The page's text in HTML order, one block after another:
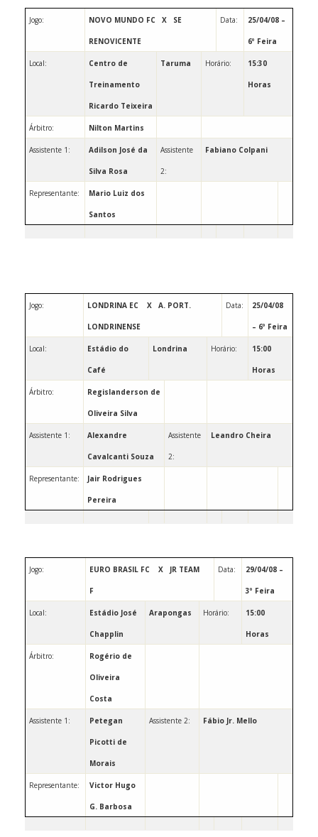
Jogo: NOVO MUNDO FC X SE
RENOVICENTE
Data: 25/04/08 –
6º Feira
Local: Centro de
Treinamento
Ricardo Teixeira
Taruma Horário: 15:30
Horas
Árbitro: Nilton Martins
Assistente 1: Adilson José da
Silva Rosa
Assistente
2:
Fabiano Colpani
Representante: Mario Luiz dos
Santos
Jogo: LONDRINA EC X A. PORT.
LONDRINENSE
Data: 25/04/08
– 6º Feira
Local: Estádio do
Café
Londrina Horário: 15:00
Horas
Árbitro: Regislanderson de
Oliveira Silva
Assistente 1: Alexandre
Cavalcanti Souza
Assistente
2:
Leandro Cheira
Representante: Jair Rodrigues
Pereira
Jogo: EURO BRASIL FC X JR TEAM
F
Data: 29/04/08 –
3º Feira
Local: Estádio José
Chapplin
Arapongas Horário: 15:00
Horas
Árbitro: Rogério de
Oliveira
Costa
Assistente 1: Petegan
Picotti de
Morais
Assistente 2: Fábio Jr. Mello
Representante: Victor Hugo
G. Barbosa